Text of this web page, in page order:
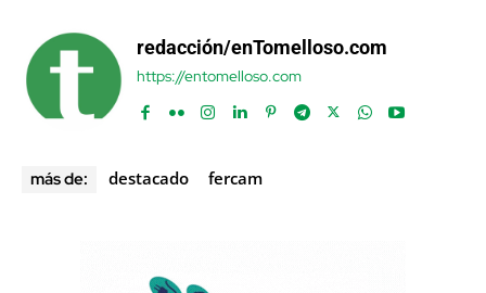
redacción/enTomelloso.com
https://entomelloso.com
más de: destacado fercam